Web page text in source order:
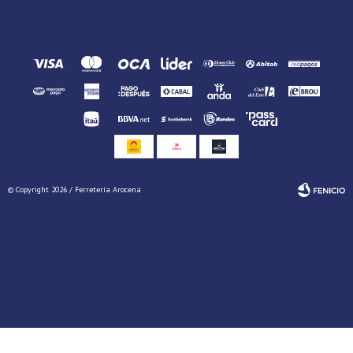
© Copyright 2026 / Ferretería Arocena